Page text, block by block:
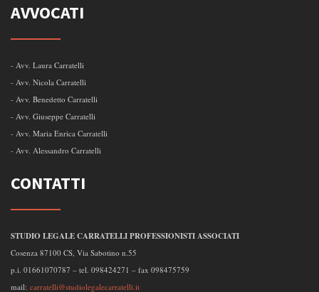
AVVOCATI
- Avv. Laura Carratelli
- Avv. Nicola Carratelli
- Avv. Benedetto Carratelli
- Avv. Giuseppe Carratelli
- Avv. Maria Enrica Carratelli
- Avv. Alessandro Carratelli
CONTATTI
STUDIO LEGALE CARRATELLI PROFESSIONISTI ASSOCIATI
Cosenza 87100 CS, Via Sabotino n.55
p.i. 01661070787 – tel. 098424271 – fax 098475759
mail: carratelli@studiolegalecarratelli.it